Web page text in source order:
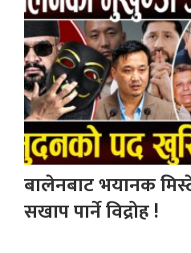
बालेनबाट भयानक
सखाप पार्ने विद्रोह !